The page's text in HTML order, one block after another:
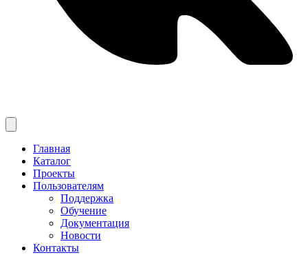
Главная
Каталог
Проекты
Пользователям
Поддержка
Обучение
Документация
Новости
Контакты